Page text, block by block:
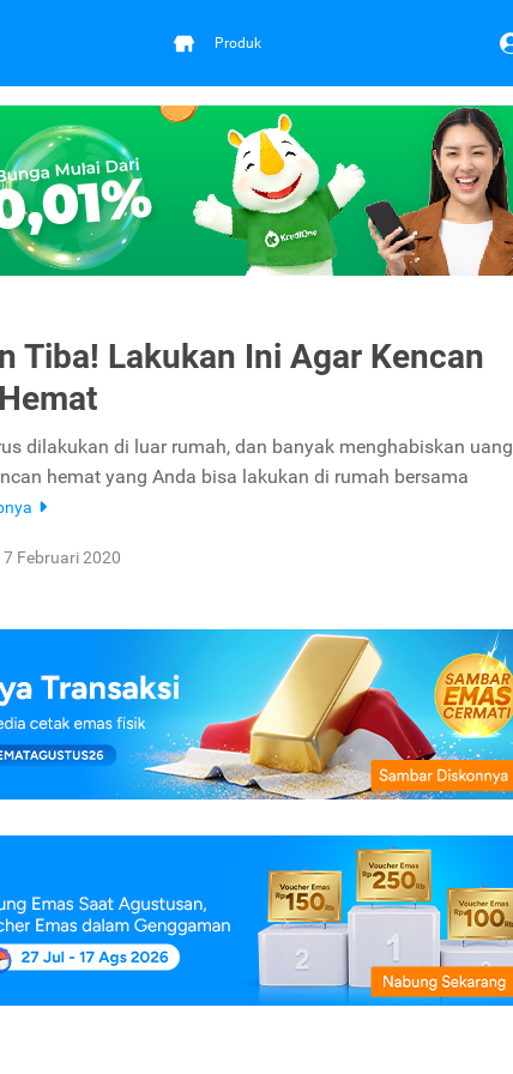
Produk
Tiba! Lakukan Ini Agar Kencan
dilakukan di luar rumah, dan banyak menghabiskan uang
hemat yang Anda bisa lakukan di rumah bersama
7 Februari 2020